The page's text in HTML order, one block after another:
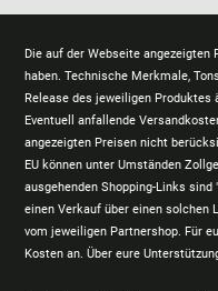
Die auf der Webseite
haben. Technische Merkmale,
Release des jeweiligen Produktes
Eventuell anfallende
angezeigten Preisen nicht
EU können unter Umständen
ausgehenden Shopping-Links
einen Verkauf über einen solchen
vom jeweiligen Partnershop. Für
Kosten an. Über eure